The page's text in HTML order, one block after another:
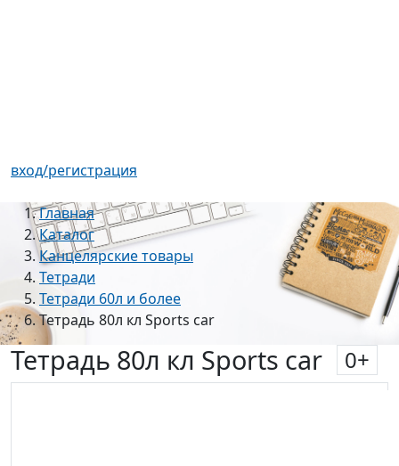
вход/регистрация
Главная
Каталог
Канцелярские товары
Тетради
Тетради 60л и более
Тетрадь 80л кл Sports car
Тетрадь 80л кл Sports car 0+